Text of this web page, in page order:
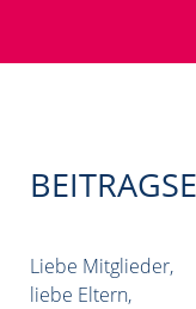
2025
Liebe Mitglieder,
liebe Eltern,